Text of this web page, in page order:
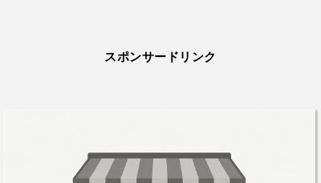
スポンサードリンク